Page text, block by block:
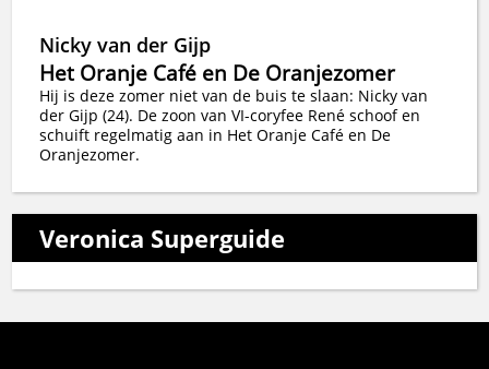
Nicky van der Gijp
Het Oranje Café en De Oranjezomer
Hij is deze zomer niet van de buis te slaan: Nicky van
der Gijp (24). De zoon van VI-coryfee René schoof en
schuift regelmatig aan in Het Oranje Café en De
Oranjezomer.
Veronica Superguide